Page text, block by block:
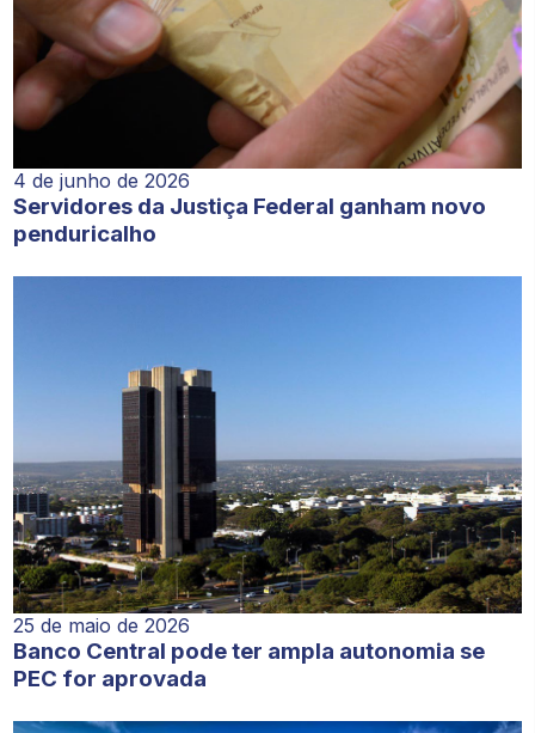
4 de junho de 2026
Servidores da Justiça Federal ganham novo
penduricalho
25 de maio de 2026
Banco Central pode ter ampla autonomia se
PEC for aprovada